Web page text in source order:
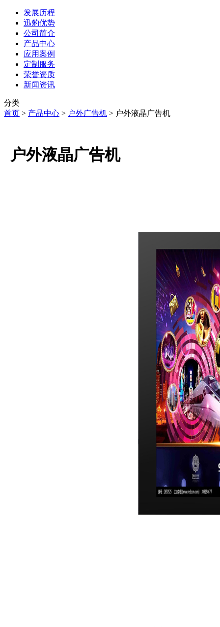
发展历程
迅豹优势
公司简介
产品中心
应用案例
定制服务
荣誉资质
新闻资讯
分类
首页 > 产品中心 > 户外广告机 > 户外液晶广告机
户外液晶广告机